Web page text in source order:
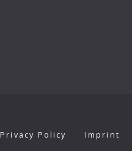
Privacy Policy Imprint